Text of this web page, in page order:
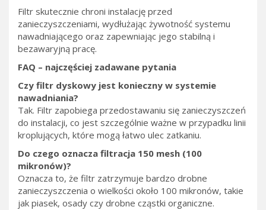
Filtr skutecznie chroni instalację przed
zanieczyszczeniami, wydłużając żywotność systemu
nawadniającego oraz zapewniając jego stabilną i
bezawaryjną pracę.
FAQ – najczęściej zadawane pytania
Czy filtr dyskowy jest konieczny w systemie
nawadniania?
Tak. Filtr zapobiega przedostawaniu się zanieczyszczeń
do instalacji, co jest szczególnie ważne w przypadku linii
kroplujących, które mogą łatwo ulec zatkaniu.
Do czego oznacza filtracja 150 mesh (100
mikronów)?
Oznacza to, że filtr zatrzymuje bardzo drobne
zanieczyszczenia o wielkości około 100 mikronów, takie
jak piasek, osady czy drobne cząstki organiczne.